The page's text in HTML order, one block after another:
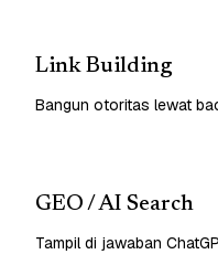
Link Building
Bangun otoritas lewat
GEO / AI Search
Tampil di jawaban